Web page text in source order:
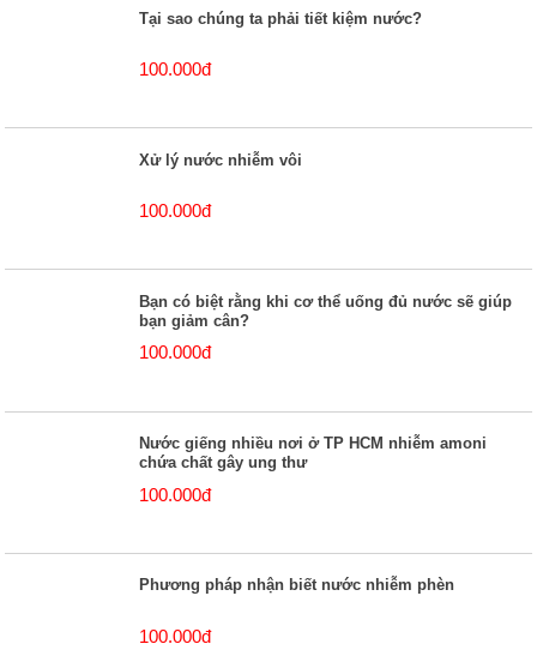
Tại sao chúng ta phải tiết kiệm nước?
100.000đ
Xử lý nước nhiễm vôi
100.000đ
Bạn có biệt rằng khi cơ thể uống đủ nước sẽ giúp
bạn giảm cân?
100.000đ
Nước giếng nhiều nơi ở TP HCM nhiễm amoni
chứa chất gây ung thư
100.000đ
Phương pháp nhận biết nước nhiễm phèn
100.000đ